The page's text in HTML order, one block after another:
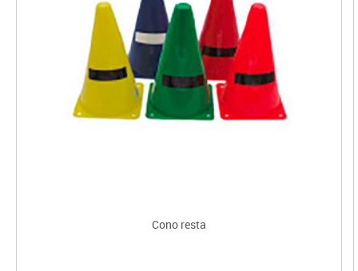
Cono resta